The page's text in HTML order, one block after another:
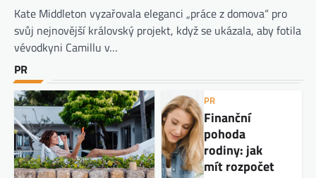
Kate Middleton vyzařovala eleganci „práce z domova“ pro
svůj nejnovější královský projekt, když se ukázala, aby fotila
vévodkyni Camillu v…
PR
PR
Finanční
pohoda
rodiny: jak
mít rozpočet